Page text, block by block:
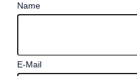
Name
E-Mail